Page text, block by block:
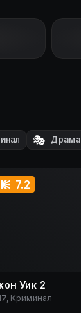
🎭 Драма
7.2
Уик 2
Криминал